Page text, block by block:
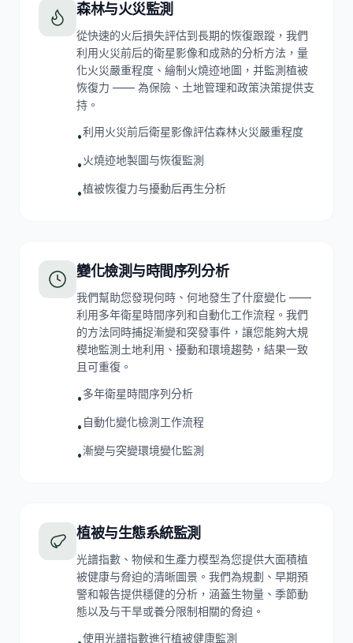
森林与火災監測
從快速的火后損失評估到長期的恢復跟蹤，我們
利用火災前后的衛星影像和成熟的分析方法，量
化火災嚴重程度、繪制火燒迹地圖，并監測植被
恢復力 —— 為保險、土地管理和政策決策提供支
持。
•利用火災前后衛星影像評估森林火災嚴重程度
•火燒迹地製圖与恢復監測
•植被恢復力与擾動后再生分析
變化檢測与時間序列分析
我們幫助您發現何時、何地發生了什麼變化 ——
利用多年衛星時間序列和自動化工作流程。我們
的方法同時捕捉漸變和突發事件，讓您能夠大規
模地監測土地利用、擾動和環境趨勢，結果一致
且可重復。
•多年衛星時間序列分析
• 自動化變化檢測工作流程
•漸變与突變環境變化監測
植被与生態系統監測
光譜指數、物候和生產力模型為您提供大面積植
被健康与脅迫的清晰圖景。我們為規劃、早期預
警和報告提供穩健的分析，涵蓋生物量、季節動
態以及与干旱或養分限制相關的脅迫。
使用光譜指數進行植被健康監測